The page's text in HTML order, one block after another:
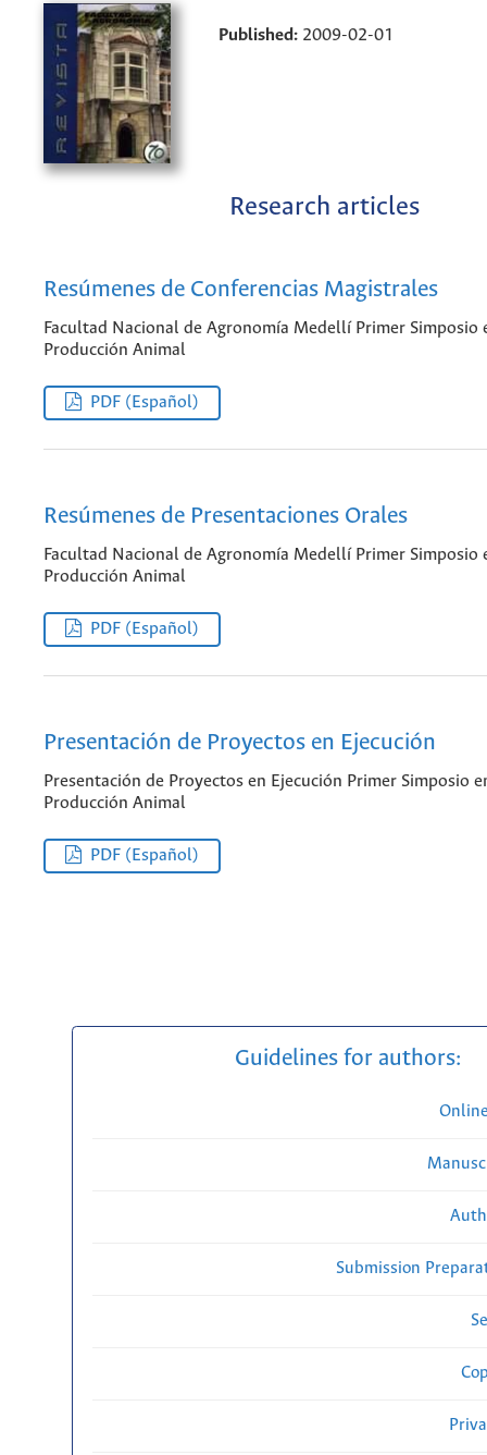
Published: 2009-02-01
Research articles
Resúmenes de Conferencias Magistrales
Facultad Nacional de Agronomía Medellí Primer Simposio
Producción Animal
PDF (Español)
Resúmenes de Presentaciones Orales
Facultad Nacional de Agronomía Medellí Primer Simposio
Producción Animal
PDF (Español)
Presentación de Proyectos en Ejecución
Presentación de Proyectos en Ejecución Primer Simposio
Producción Animal
PDF (Español)
Guidelines for authors:
Submission